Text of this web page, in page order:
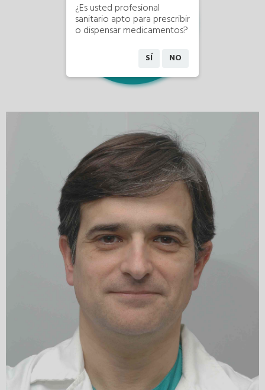
¿Es usted profesional
sanitario apto para prescribir
o dispensar medicamentos?
SÍ NO